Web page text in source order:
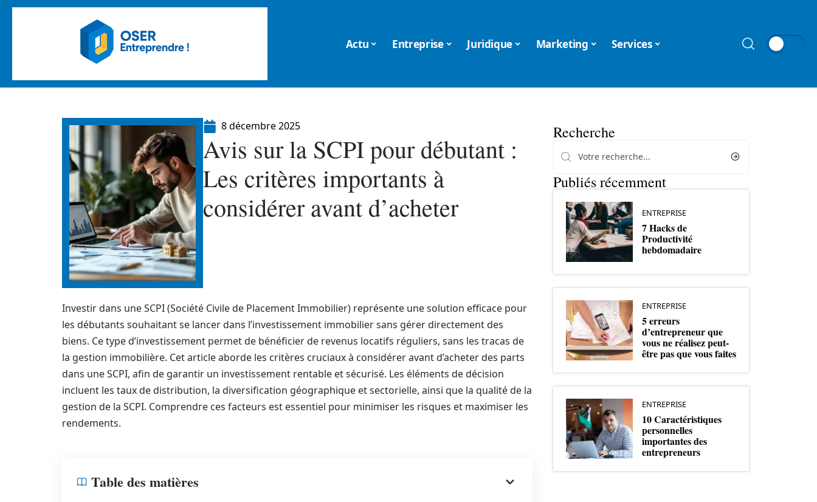
Actu Entreprise Juridique Marketing Services
8 décembre 2025
Avis sur la SCPI pour débutant :
Les critères importants à
considérer avant d’acheter
Investir dans une SCPI (Société Civile de Placement Immobilier) représente une solution efficace pour
les débutants souhaitant se lancer dans l’investissement immobilier sans gérer directement des
biens. Ce type d’investissement permet de bénéficier de revenus locatifs réguliers, sans les tracas de
la gestion immobilière. Cet article aborde les critères cruciaux à considérer avant d’acheter des parts
dans une SCPI, afin de garantir un investissement rentable et sécurisé. Les éléments de décision
incluent les taux de distribution, la diversification géographique et sectorielle, ainsi que la qualité de la
gestion de la SCPI. Comprendre ces facteurs est essentiel pour minimiser les risques et maximiser les
rendements.
Table des matières
Recherche
Publiés récemment
ENTREPRISE
7 Hacks de
Productivité
hebdomadaire
ENTREPRISE
5 erreurs
d’entrepreneur que
vous ne réalisez peut-
être pas que vous faites
ENTREPRISE
10 Caractéristiques
personnelles
importantes des
entrepreneurs